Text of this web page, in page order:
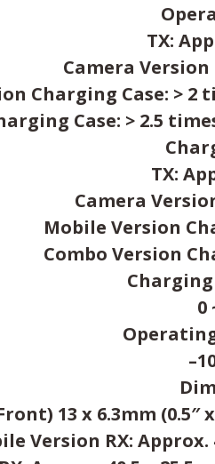
TX:
Camera Version
Charging Case: >
Case: > 2.5
TX:
Camera
Mobile Version
Combo Version
0
13 x 6.3mm (0.5″
Version RX: Approx.